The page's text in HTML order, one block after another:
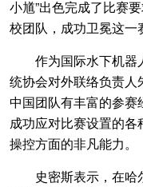
小馗”出色完成了比赛
校团队，成功卫冕这一
作为国际水下机器
统协会对外联络负责人
中国团队有丰富的参赛
成功应对比赛设置的
操控方面的非凡能力。
史密斯表示，在哈